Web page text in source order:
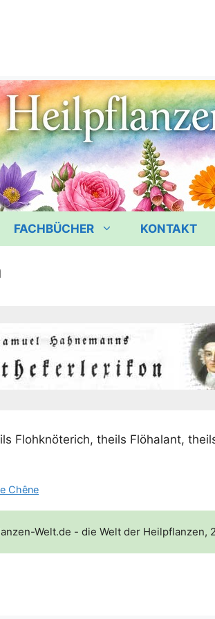
FACHBÜCHER KONTAKT
Floh­knö­te­rich, theils Flöhalant,
Chêne
Welt.de - die Welt der Heilpflanzen,